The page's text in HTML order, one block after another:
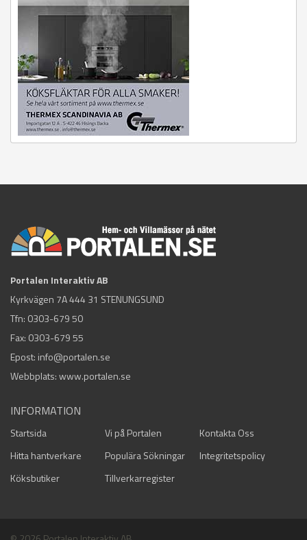
Portalen Interaktiv AB
Kyrkvägen 7A 444 31 STENUNGSUND
Tfn: 0303-679 50
Fax: 0303-679 55
Epost: info@portalen.se
Webbplats: www.portalen.se
INFORMATION
Startsida Vi på Portalen
Kontakta Oss
Hitta hantverkare
Populära Sökningar
Integritetspolicy
Köksbutiker
Tillverkarregister